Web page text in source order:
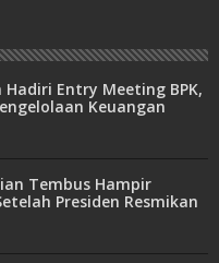
Entry Meeting BPK,
Keuangan
Tembus Hampir
Presiden Resmikan